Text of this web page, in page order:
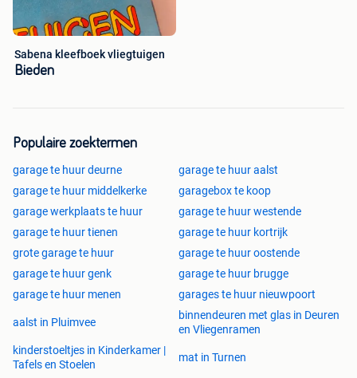
Sabena kleefboek vliegtuigen
Bieden
Populaire zoektermen
garage te huur deurne
garage te huur aalst
garage te huur middelkerke
garagebox te koop
garage werkplaats te huur
garage te huur westende
garage te huur tienen
garage te huur kortrijk
grote garage te huur
garage te huur oostende
garage te huur genk
garage te huur brugge
garage te huur menen
garages te huur nieuwpoort
aalst in Pluimvee
binnendeuren met glas in Deuren
en Vliegenramen
kinderstoeltjes in Kinderkamer |
Tafels en Stoelen
mat in Turnen